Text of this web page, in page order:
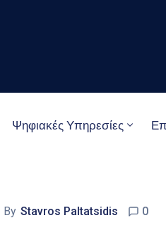
Ψηφιακές Υπηρεσίες
By Stavros Paltatsidis 0